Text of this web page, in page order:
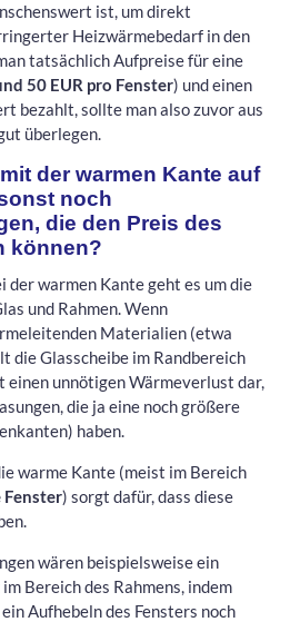
ist, um direkt
Heizwärmebedarf in den
tatsächlich Aufpreise für eine
50 EUR pro Fenster) und einen
bezahlt, sollte man also zuvor aus
überlegen.
der warmen Kante auf
noch
die den Preis des
können?
der warmen Kante geht es um die
und Rahmen. Wenn
Materialien (etwa
die Glasscheibe im Randbereich
einen unnötigen Wärmeverlust dar,
die ja eine noch größere
haben.
warme Kante (meist im Bereich
Fenster) sorgt dafür, dass diese
wären beispielsweise ein
Bereich des Rahmens, indem
Aufhebeln des Fensters noch